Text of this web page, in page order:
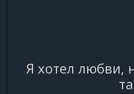
Я хотел любви,